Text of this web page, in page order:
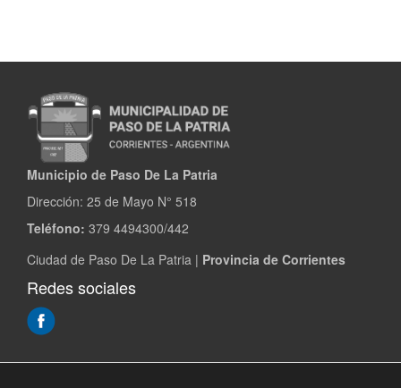
Municipio de Paso De La Patria
Dirección: 25 de Mayo N° 518
Teléfono: 379 4494300/442
Ciudad de Paso De La Patria | Provincia de Corrientes
Redes sociales